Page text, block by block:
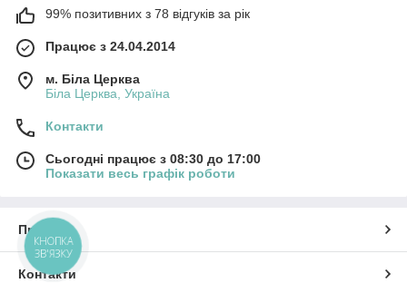
99% позитивних з 78 відгуків за рік
Працює з 24.04.2014
м. Біла Церква
Біла Церква, Україна
Контакти
Сьогодні працює з 08:30 до 17:00
Показати весь графік роботи
Про нас
Контакти
КНОПКА
ЗВ'ЯЗКУ